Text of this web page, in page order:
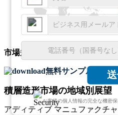
お客様の個人情報の完全な機密
市場規模 成長動向 に関する
無料サンプルをダ
積層造形市場の地域別展望
アディティブ マニュファクチ